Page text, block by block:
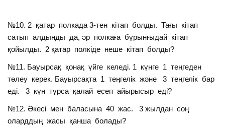
№10. 2 қатар полкада 3-тен кітап болды. Тағы кітап
сатып алдынды да, әр полкаға бұрынғыдай кітап
қойылды. 2 қатар полкіде неше кітап болды?
№11. Бауырсақ қонақ үйге келеді. 1 күнге 1 теңгеден
төлеу керек. Бауырсақта 1 теңгелік және 3 теңгелік бар
еді. 3 күн тұрса қалай есеп айырысыр еді?
№12. Әкесі мен баласына 40 жас. 3 жылдан соң
оларддың жасы қанша болады?